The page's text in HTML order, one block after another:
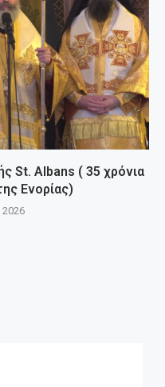
St. Albans ( 35 χρόνια
Ενορίας)
2026